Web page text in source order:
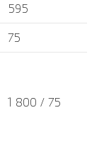
595
75
1 800 / 75